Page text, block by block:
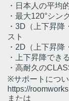
・日本人の平均
・最大120°シン
・3D（上下昇
スト
・2D（上下昇降
・上下昇降でき
・高耐久の
※サポートにつ
https://
または